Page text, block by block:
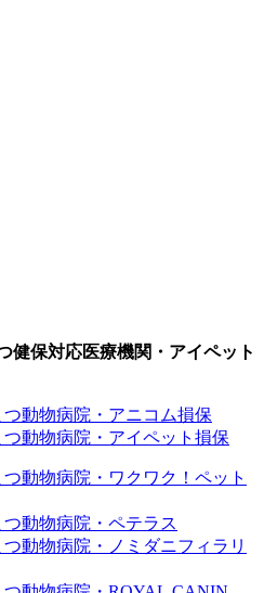
健保対応医療機関・アイペット